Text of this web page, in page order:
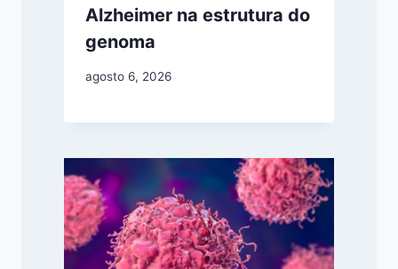
Alzheimer na estrutura do
genoma
agosto 6, 2026